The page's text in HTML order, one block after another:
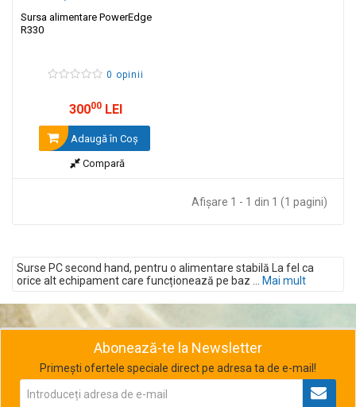
Sursa alimentare PowerEdge
R330
0 opinii
30000LEI
Adaugă în Coş
Compară
Afişare 1 - 1 din 1 (1 pagini)
Surse PC second hand, pentru o alimentare stabilă La fel ca
orice alt echipament care funcționează pe baz ... Mai mult
Abonează-te la Newsletter
Primești ofertele speciale direct pe adresa ta de e-mail!